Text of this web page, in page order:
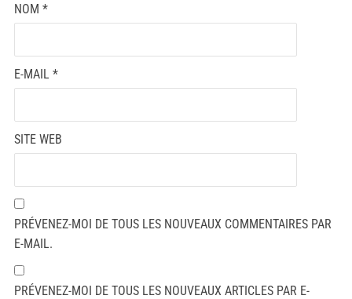
NOM *
E-MAIL *
SITE WEB
PRÉVENEZ-MOI DE TOUS LES NOUVEAUX COMMENTAIRES PAR
E-MAIL.
PRÉVENEZ-MOI DE TOUS LES NOUVEAUX ARTICLES PAR E-